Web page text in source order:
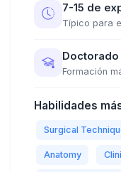
7-15 de
Típico para
Formación
Habilidades
Surgical
Anatomy